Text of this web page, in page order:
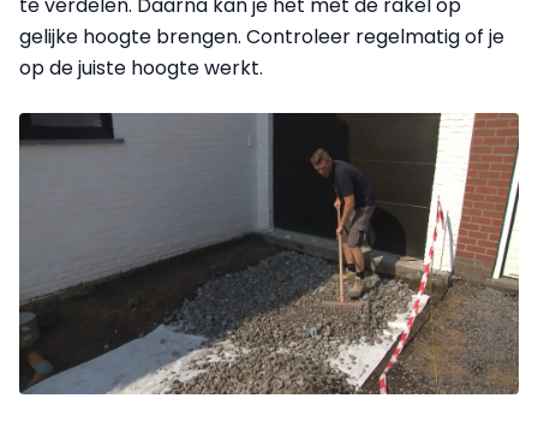
gelijke hoogte brengen. Controleer regelmatig of je
op de juiste hoogte werkt.